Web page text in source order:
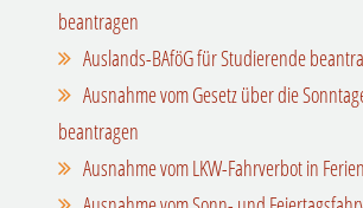
beantragen
Auslands-BAföG für Studierende
Ausnahme vom Gesetz über die
beantragen
Ausnahme vom LKW-Fahrverbot in